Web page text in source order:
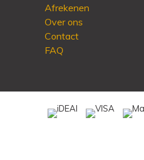
Afrekenen
Over ons
Contact
FAQ